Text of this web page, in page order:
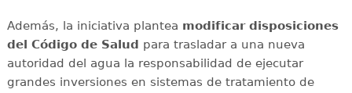
Además, la iniciativa plantea modificar disposiciones
del Código de Salud para trasladar a una nueva
autoridad del agua la responsabilidad de ejecutar
grandes inversiones en sistemas de tratamiento de